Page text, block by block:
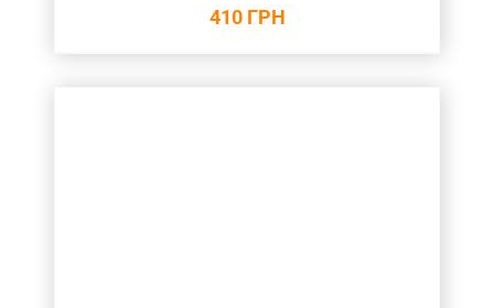
410 ГРН